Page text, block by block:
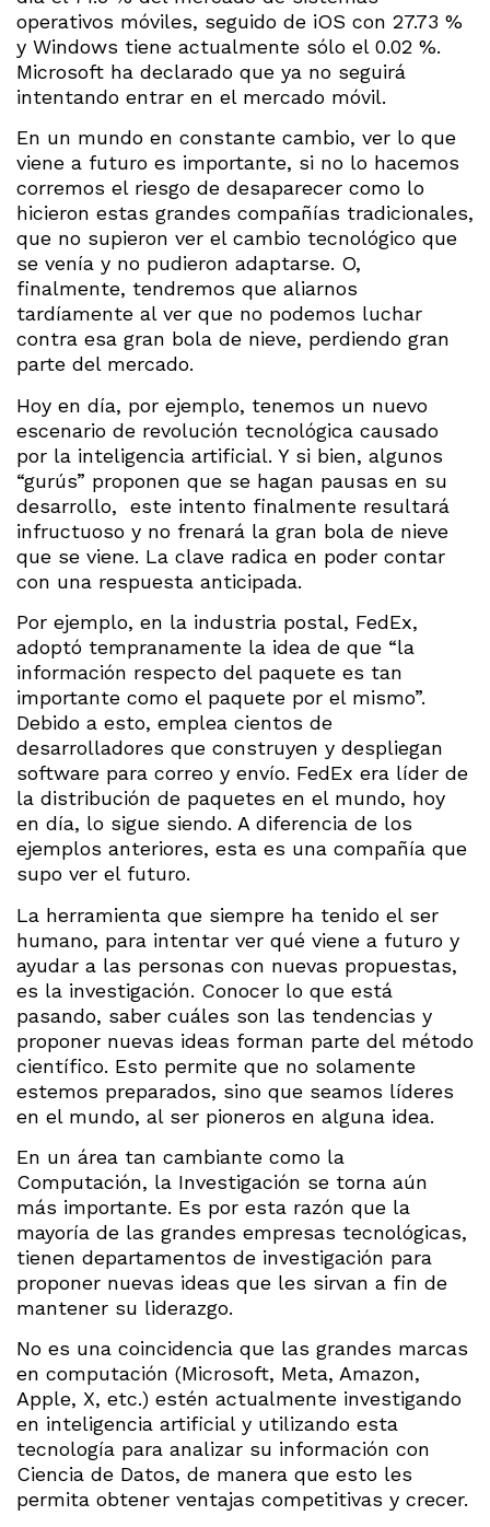
operativos móviles, seguido de iOS con 27.73 %
y Windows tiene actualmente sólo el 0.02 %.
Microsoft ha declarado que ya no seguirá
intentando entrar en el mercado móvil.
En un mundo en constante cambio, ver lo que
viene a futuro es importante, si no lo hacemos
corremos el riesgo de desaparecer como lo
hicieron estas grandes compañías tradicionales,
que no supieron ver el cambio tecnológico que
se venía y no pudieron adaptarse. O,
finalmente, tendremos que aliarnos
tardíamente al ver que no podemos luchar
contra esa gran bola de nieve, perdiendo gran
parte del mercado.
Hoy en día, por ejemplo, tenemos un nuevo
escenario de revolución tecnológica causado
por la inteligencia artificial. Y si bien, algunos
“gurús” proponen que se hagan pausas en su
desarrollo, este intento finalmente resultará
infructuoso y no frenará la gran bola de nieve
que se viene. La clave radica en poder contar
con una respuesta anticipada.
Por ejemplo, en la industria postal, FedEx,
adoptó tempranamente la idea de que “la
información respecto del paquete es tan
importante como el paquete por el mismo”.
Debido a esto, emplea cientos de
desarrolladores que construyen y despliegan
software para correo y envío. FedEx era líder de
la distribución de paquetes en el mundo, hoy
en día, lo sigue siendo. A diferencia de los
ejemplos anteriores, esta es una compañía que
supo ver el futuro.
La herramienta que siempre ha tenido el ser
humano, para intentar ver qué viene a futuro y
ayudar a las personas con nuevas propuestas,
es la investigación. Conocer lo que está
pasando, saber cuáles son las tendencias y
proponer nuevas ideas forman parte del método
científico. Esto permite que no solamente
estemos preparados, sino que seamos líderes
en el mundo, al ser pioneros en alguna idea.
En un área tan cambiante como la
Computación, la Investigación se torna aún
más importante. Es por esta razón que la
mayoría de las grandes empresas tecnológicas,
tienen departamentos de investigación para
proponer nuevas ideas que les sirvan a fin de
mantener su liderazgo.
No es una coincidencia que las grandes marcas
en computación (Microsoft, Meta, Amazon,
Apple, X, etc.) estén actualmente investigando
en inteligencia artificial y utilizando esta
tecnología para analizar su información con
Ciencia de Datos, de manera que esto les
permita obtener ventajas competitivas y crecer.